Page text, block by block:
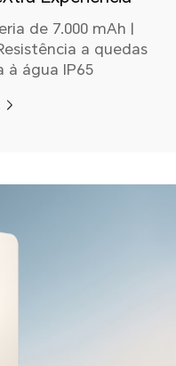
de 7.000 mAh |
a quedas
à água IP65